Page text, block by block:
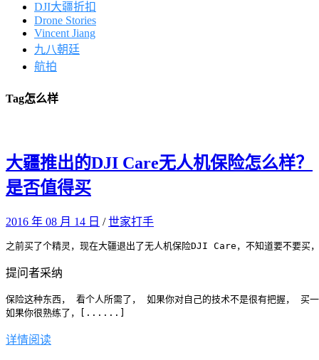
DJI大疆折扣
Drone Stories
Vincent Jiang
九八朝廷
航拍
Tag怎么样
大疆推出的DJI Care无人机保险怎么样？
是否值得买
2016 年 08 月 14 日 /世家打手
之前买了个精灵，现在大疆退出了无人机保险DJI Care，不知道要不要买
提问者采纳
保险这种东西， 看个人所需了， 如果你对自己的技术不是很有把握， 买
如果你很熟练了，[......]
详情阅读